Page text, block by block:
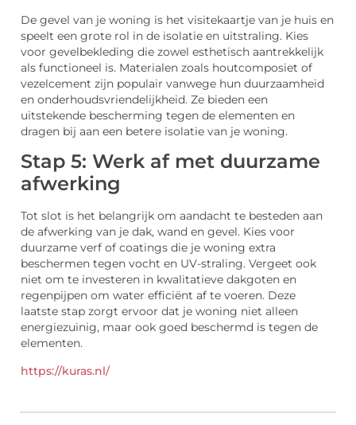
De gevel van je woning is het visitekaartje van je huis en
speelt een grote rol in de isolatie en uitstraling. Kies
voor gevelbekleding die zowel esthetisch aantrekkelijk
als functioneel is. Materialen zoals houtcomposiet of
vezelcement zijn populair vanwege hun duurzaamheid
en onderhoudsvriendelijkheid. Ze bieden een
uitstekende bescherming tegen de elementen en
dragen bij aan een betere isolatie van je woning.
Stap 5: Werk af met duurzame
afwerking
Tot slot is het belangrijk om aandacht te besteden aan
de afwerking van je dak, wand en gevel. Kies voor
duurzame verf of coatings die je woning extra
beschermen tegen vocht en UV-straling. Vergeet ook
niet om te investeren in kwalitatieve dakgoten en
regenpijpen om water efficiënt af te voeren. Deze
laatste stap zorgt ervoor dat je woning niet alleen
energiezuinig, maar ook goed beschermd is tegen de
elementen.
https://kuras.nl/